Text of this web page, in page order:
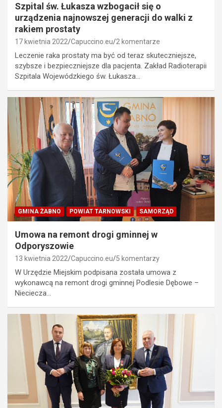
Szpital św. Łukasza wzbogacił się o
urządzenia najnowszej generacji do walki z
rakiem prostaty
17 kwietnia 2022 Capuccino.eu 2 komentarze
Leczenie raka prostaty ma być od teraz skuteczniejsze,
szybsze i bezpieczniejsze dla pacjenta. Zakład Radioterapii
Szpitala Wojewódzkiego św. Łukasza…
GMINA ŻABNO POWIAT TARNOWSKI SAMORZĄD
Umowa na remont drogi gminnej w
Odporyszowie
13 kwietnia 2022 Capuccino.eu 5 komentarzy
W Urzędzie Miejskim podpisana została umowa z
wykonawcą na remont drogi gminnej Podlesie Dębowe –
Nieciecza…